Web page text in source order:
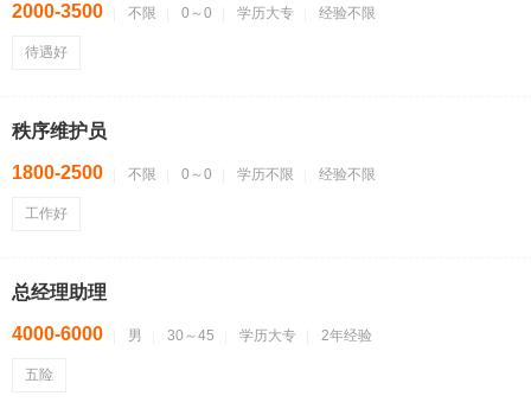
2000-3500 不限 0～0 学历大专 经验不限
待遇好
秩序维护员
1800-2500 不限 0～0 学历不限 经验不限
工作好
总经理助理
4000-6000 男 30～45 学历大专 2年经验
五险